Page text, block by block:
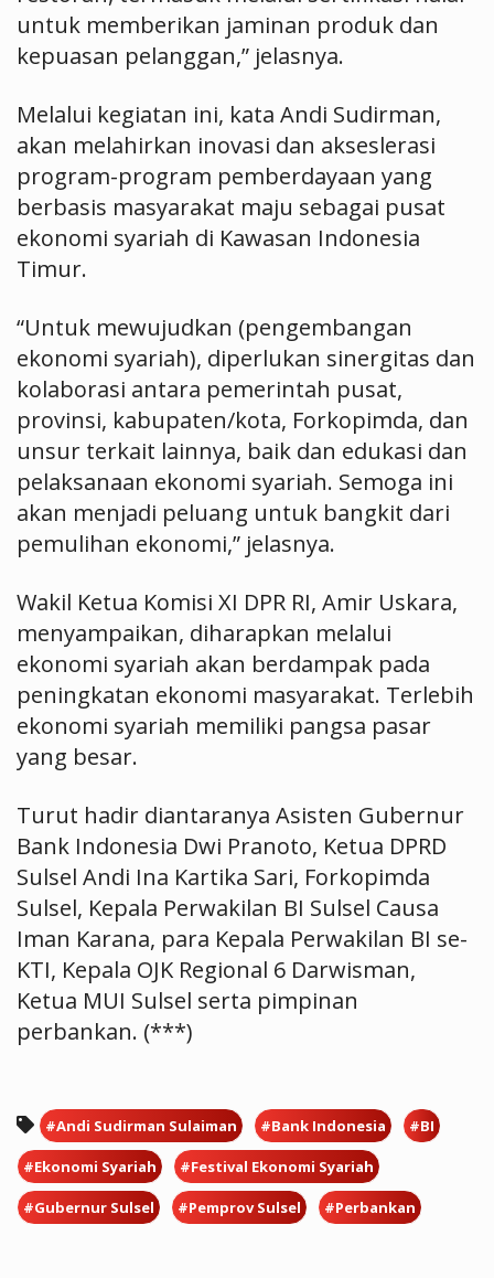
untuk memberikan jaminan produk dan
kepuasan pelanggan,” jelasnya.
Melalui kegiatan ini, kata Andi Sudirman,
akan melahirkan inovasi dan akseslerasi
program-program pemberdayaan yang
berbasis masyarakat maju sebagai pusat
ekonomi syariah di Kawasan Indonesia
Timur.
“Untuk mewujudkan (pengembangan
ekonomi syariah), diperlukan sinergitas dan
kolaborasi antara pemerintah pusat,
provinsi, kabupaten/kota, Forkopimda, dan
unsur terkait lainnya, baik dan edukasi dan
pelaksanaan ekonomi syariah. Semoga ini
akan menjadi peluang untuk bangkit dari
pemulihan ekonomi,” jelasnya.
Wakil Ketua Komisi XI DPR RI, Amir Uskara,
menyampaikan, diharapkan melalui
ekonomi syariah akan berdampak pada
peningkatan ekonomi masyarakat. Terlebih
ekonomi syariah memiliki pangsa pasar
yang besar.
Turut hadir diantaranya Asisten Gubernur
Bank Indonesia Dwi Pranoto, Ketua DPRD
Sulsel Andi Ina Kartika Sari, Forkopimda
Sulsel, Kepala Perwakilan BI Sulsel Causa
Iman Karana, para Kepala Perwakilan BI se-
KTI, Kepala OJK Regional 6 Darwisman,
Ketua MUI Sulsel serta pimpinan
perbankan. (***)
#Andi Sudirman Sulaiman #Bank Indonesia #BI
#Ekonomi Syariah #Festival Ekonomi Syariah
#Gubernur Sulsel #Pemprov Sulsel #Perbankan